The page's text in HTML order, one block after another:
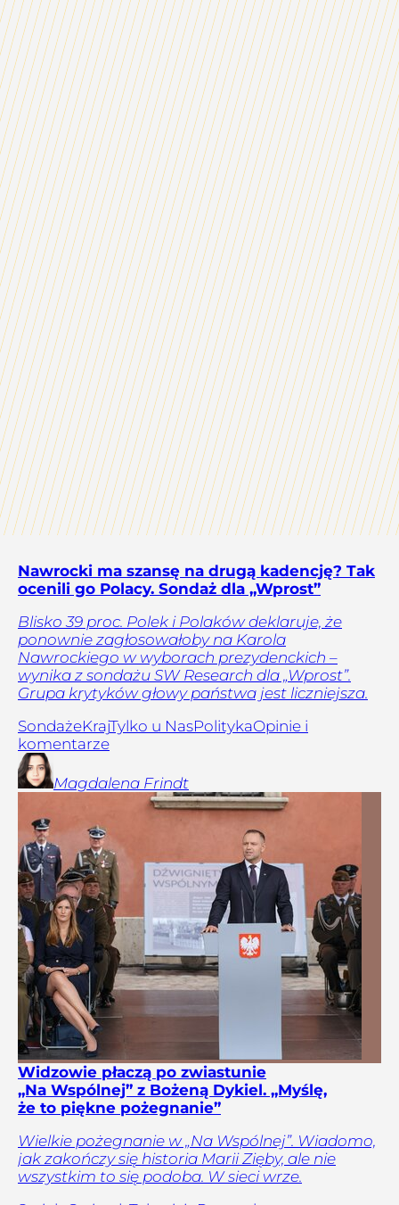
Nawrocki ma szansę na drugą kadencję? Tak
ocenili go Polacy. Sondaż dla „Wprost”
Blisko 39 proc. Polek i Polaków deklaruje, że
ponownie zagłosowałoby na Karola
Nawrockiego w wyborach prezydenckich –
wynika z sondażu SW Research dla „Wprost”.
Grupa krytyków głowy państwa jest liczniejsza.
SondażeKrajTylko u NasPolitykaOpinie i
komentarze
Magdalena Frindt
Widzowie płaczą po zwiastunie
„Na Wspólnej” z Bożeną Dykiel. „Myślę,
że to piękne pożegnanie”
Wielkie pożegnanie w „Na Wspólnej”. Wiadomo,
jak zakończy się historia Marii Zięby, ale nie
wszystkim to się podoba. W sieci wrze.